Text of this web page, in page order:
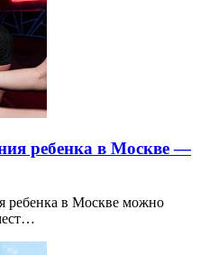
ребенка в Москве —
ребенка в Москве можно